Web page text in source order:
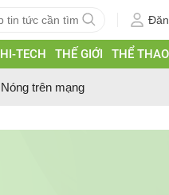
HI-TECH THẾ GIỚI THỂ THAO
Nóng trên mạng